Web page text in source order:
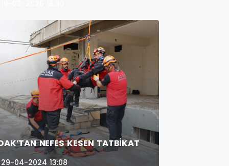
NEFES KESEN TATBİKAT
29-04-2024 13:08